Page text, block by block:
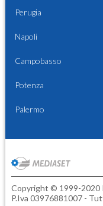
Perugia
Napoli
Campobasso
Potenza
Palermo
Copyright © 1999-2020
P.Iva 03976881007 -